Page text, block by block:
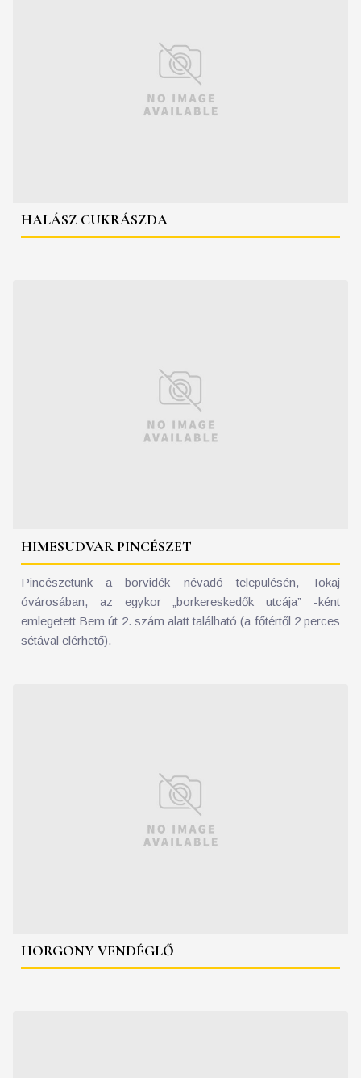
HALÁSZ CUKRÁSZDA
HIMESUDVAR PINCÉSZET
Pincészetünk a borvidék névadó településén, Tokaj
óvárosában, az egykor „borkereskedők utcája” -ként
emlegetett Bem út 2. szám alatt található (a főtértől 2 perces
sétával elérhető).
HORGONY VENDÉGLŐ